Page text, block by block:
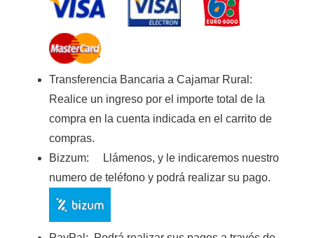
Transferencia Bancaria a Cajamar Rura l:
Realice un ingreso por el importe total de la
compra en la cuenta indicada en el carrito de
compras.
Bizzum:
Llámenos, y le indicaremos nuestro
numero de teléfono y podrá realizar su pago.